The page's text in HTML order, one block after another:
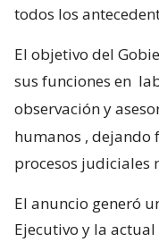
todos los
El objetivo del
sus funciones en
observación y
humanos , dejando
procesos judiciales
El anuncio generó
Ejecutivo y la